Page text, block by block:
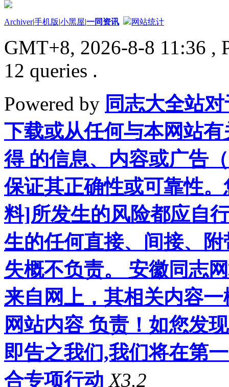
Archiver|手机版|小黑屋|一同资讯 网站统计
GMT+8, 2026-8-8 11:36 ,
12 queries .
Powered by 同志大全站
下载或从任何与本网站
得 的信息、内容或广告
保证其正确性或可靠性
料]所发生的风险都应自
生的任何直接、间接、
失概不负责。 安徽同志
来自网上，其相关内容
网站内容 负责！如您发
即告之我们,我们将在第
合专项行动 X3.2